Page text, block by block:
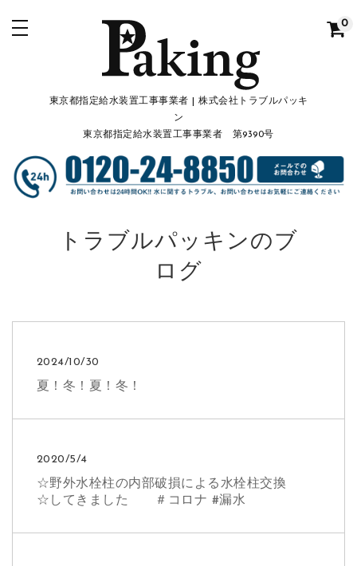
東京都指定給水装置工事事業者 | 株式会社トラブルパッキ
ン
東京都指定給水装置工事事業者 第9390号
0
トラブルパッキンのブ
ログ
2024/10/30
夏！冬！夏！冬！
2020/5/4
☆野外水栓柱の内部破損による水栓柱交換
☆してきました ＃コロナ #漏水